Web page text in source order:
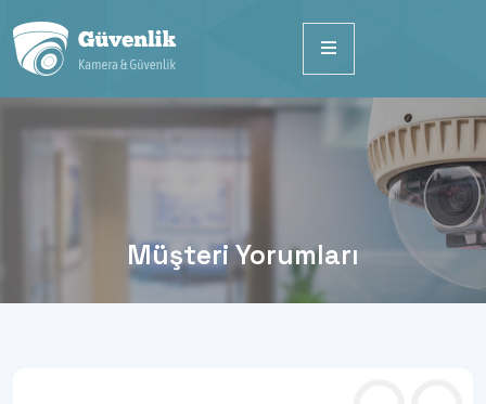
Müşteri Yorumları